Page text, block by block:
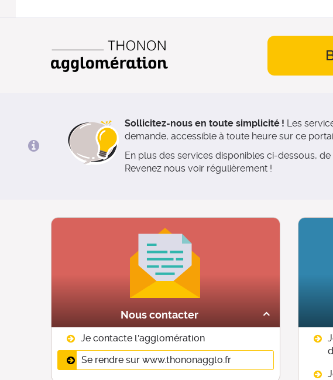
Sollicitez-nous en toute simplicité ! Les
demande, accessible à toute heure sur ce
En plus des services disponibles ci-dessous,
Revenez nous voir régulièrement !
Nous contacter
Je contacte l'agglomération
Se rendre sur www.thononagglo.fr